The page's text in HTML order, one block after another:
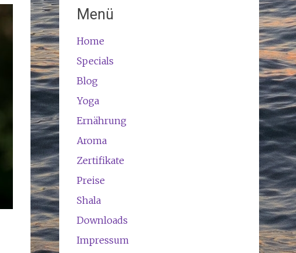
Menü
Home
Specials
Blog
Yoga
Ernährung
Aroma
Zertifikate
Preise
Shala
Downloads
Impressum